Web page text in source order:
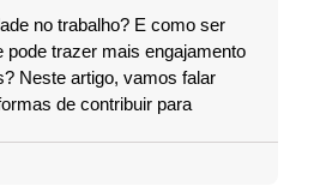
no trabalho? E como ser
pode trazer mais engajamento
Neste artigo, vamos falar
de contribuir para